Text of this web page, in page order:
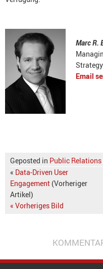
Marc R.
Email
Geposted in Public Relations
« Data-Driven User
Engagement (Vorheriger
Artikel)
« Vorheriges Bild